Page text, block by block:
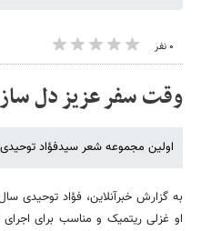
۰ نفر
وقت سفر عزیز دل
اولین مجموعه‌ شعر سیدفؤاد توحیدی،
به گزارش خبرآنلاین، فؤاد توحیدی‌
او غزلی ریتمیک و مناسب برای